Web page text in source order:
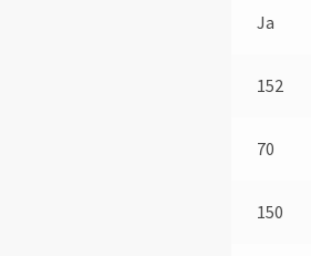
Ja
152
70
150